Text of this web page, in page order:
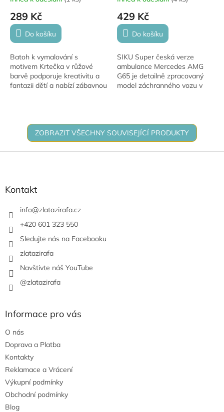
289 Kč
Do košíku
Batoh k vymalování s
motivem Krtečka v růžové
barvě podporuje kreativitu a
fantazii dětí a nabízí zábavnou
429 Kč
Do košíku
SIKU Super česká verze
ambulance Mercedes AMG
G65 je detailně zpracovaný
model záchranného vozu v
potěší...
ZOBRAZIT VŠECHNY SOUVISEJÍCÍ PRODUKTY
Z
Kontakt
info@zlatazirafa.cz
+420 601 323 550
Sledujte nás na Facebooku
zlatazirafa
Navštivte náš YouTube
@zlatazirafa
Informace pro vás
O nás
Doprava a Platba
Kontakty
Reklamace a Vrácení
Výkupní podmínky
Obchodní podmínky
Blog